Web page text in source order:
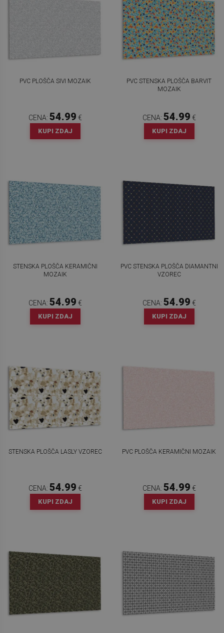
PVC PLOŠČA SIVI MOZAIK
CENA: 54.99 €
KUPI ZDAJ
PVC STENSKA PLOŠČA BARVIT
MOZAIK
CENA: 54.99 €
KUPI ZDAJ
STENSKA PLOŠČA KERAMIČNI
MOZAIK
CENA: 54.99 €
KUPI ZDAJ
PVC STENSKA PLOŠČA DIAMANTNI
VZOREC
CENA: 54.99 €
KUPI ZDAJ
STENSKA PLOŠČA LASLY VZOREC
CENA: 54.99 €
KUPI ZDAJ
PVC PLOŠČA KERAMIČNI MOZAIK
CENA: 54.99 €
KUPI ZDAJ